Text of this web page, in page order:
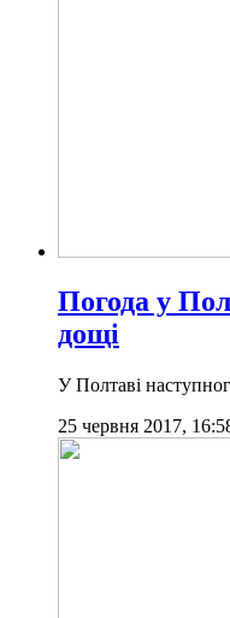
Погода у
дощі
У Полтаві
25 червня 2017,